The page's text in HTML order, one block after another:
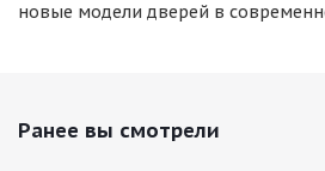
новые модели дверей в
Ранее вы смотрели